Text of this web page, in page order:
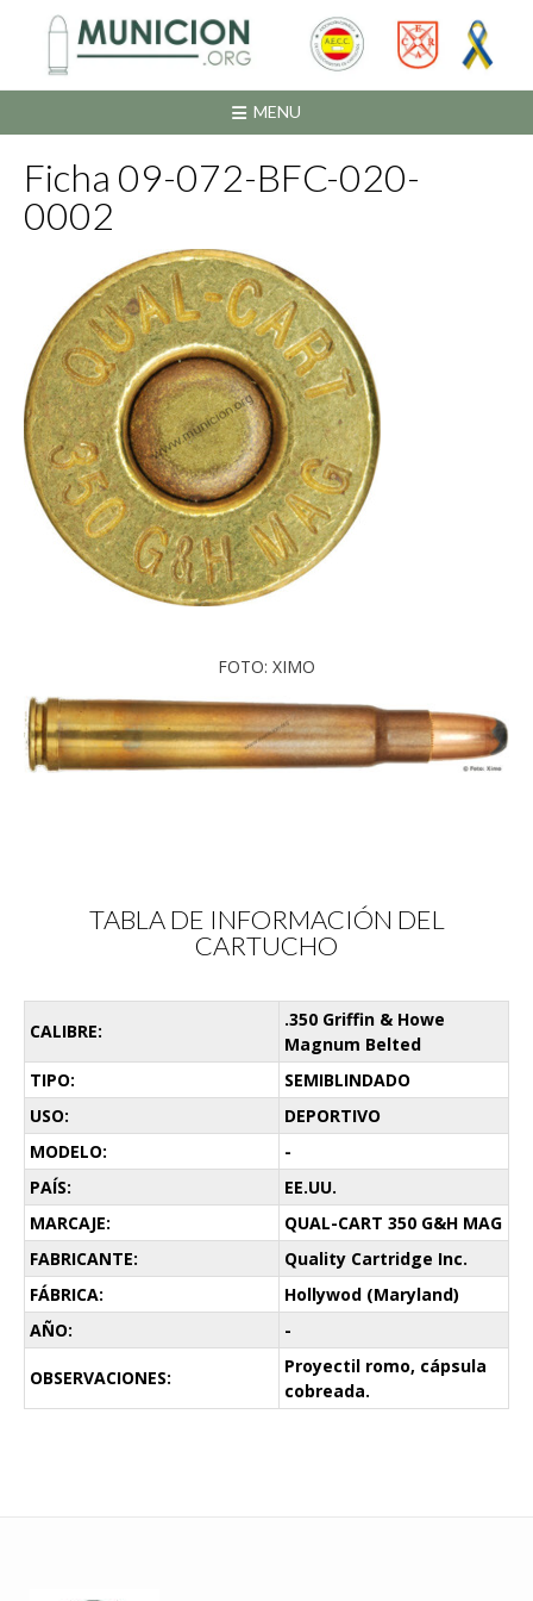
contenido
MENU
Ficha 09-072-BFC-020-
0002
FOTO: XIMO
TABLA DE INFORMACIÓN DEL
CARTUCHO
CALIBRE:
.350 Griffin & Howe
Magnum Belted
TIPO:
SEMIBLINDADO
USO:
DEPORTIVO
MODELO:
-
PAÍS:
EE.UU.
MARCAJE:
QUAL-CART 350 G&H MAG
FABRICANTE:
Quality Cartridge Inc.
FÁBRICA:
Hollywod (Maryland)
AÑO:
-
OBSERVACIONES:
Proyectil romo, cápsula
cobreada.